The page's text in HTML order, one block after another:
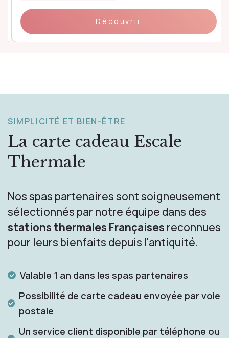
Découvrir
SIMPLICITÉ ET BIEN-ÊTRE
La carte cadeau Escale
Thermale
Nos spas partenaires sont soigneusement
sélectionnés par notre équipe dans des
stations thermales Françaises reconnues
pour leurs bienfaits depuis l'antiquité.
Valable 1 an dans les spas partenaires
Possibilité de carte cadeau envoyée par voie
postale
Un service client disponible par téléphone ou